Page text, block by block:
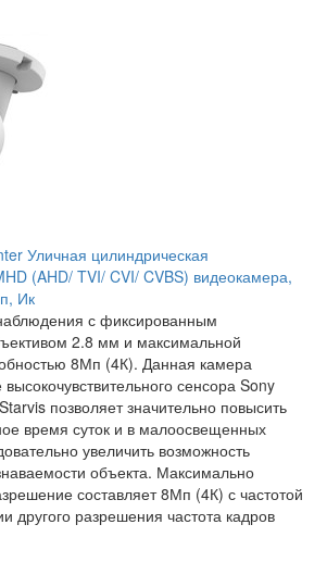
Уличная цилиндрическая
(AHD/ TVI/ CVI/ CVBS) видеокамера,
Ик
с фиксированным
2.8 мм и максимальной
8Мп (4К). Данная камера
высокочувствительного сенсора Sony
позволяет значительно повысить
время суток и в малоосвещенных
увеличить возможность
объекта. Максимально
составляет 8Мп (4К) с частотой
другого разрешения частота кадров